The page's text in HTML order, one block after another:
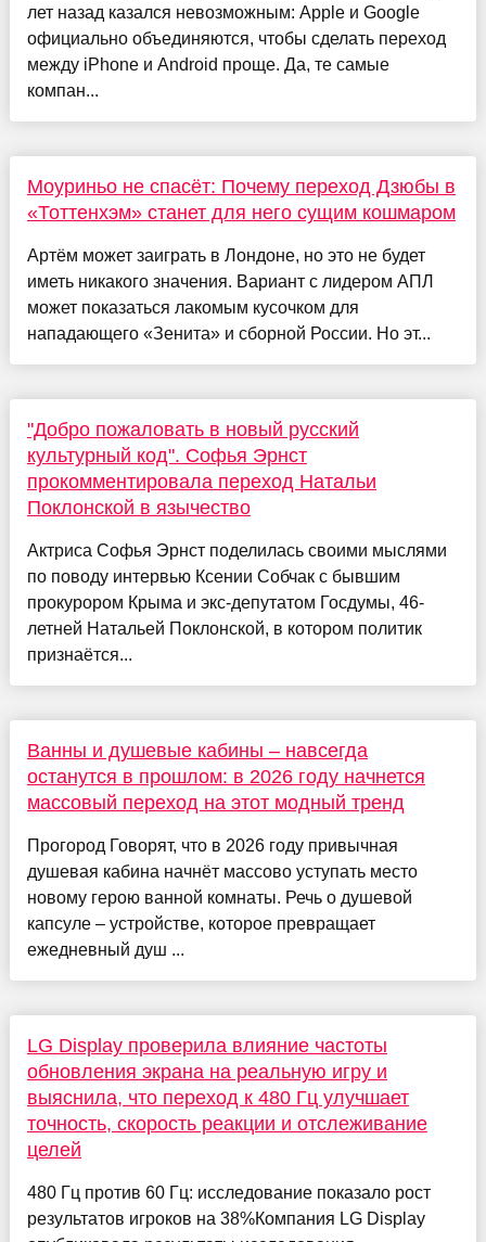
лет назад казался невозможным: Apple и Google
официально объединяются, чтобы сделать переход
между iPhone и Android проще. Да, те самые
компан...
Моуриньо не спасёт: Почему переход Дзюбы в
«Тоттенхэм» станет для него сущим кошмаром
Артём может заиграть в Лондоне, но это не будет
иметь никакого значения. Вариант с лидером АПЛ
может показаться лакомым кусочком для
нападающего «Зенита» и сборной России. Но эт...
"Добро пожаловать в новый русский
культурный код". Софья Эрнст
прокомментировала переход Натальи
Поклонской в язычество
Актриса Софья Эрнст поделилась своими мыслями
по поводу интервью Ксении Собчак с бывшим
прокурором Крыма и экс-депутатом Госдумы, 46-
летней Натальей Поклонской, в котором политик
признаётся...
Ванны и душевые кабины – навсегда
останутся в прошлом: в 2026 году начнется
массовый переход на этот модный тренд
Прогород Говорят, что в 2026 году привычная
душевая кабина начнёт массово уступать место
новому герою ванной комнаты. Речь о душевой
капсуле – устройстве, которое превращает
ежедневный душ ...
LG Display проверила влияние частоты
обновления экрана на реальную игру и
выяснила, что переход к 480 Гц улучшает
точность, скорость реакции и отслеживание
целей
480 Гц против 60 Гц: исследование показало рост
результатов игроков на 38%Компания LG Display